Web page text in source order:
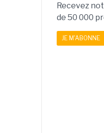
Recevez
de 50 000
JE M'ABONNE